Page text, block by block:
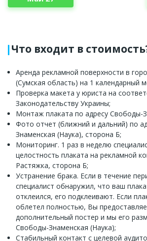
Что входит в
Аренда рекламной поверхности в
(Сумская область) на 1 календарный
Проверка макета у юриста на
Законодательству Украины;
Монтаж плаката по адресу Свободы-
Фото отчет (ближний и дальний) по
Знаменская (Наука), сторона Б;
Мониторинг. 1 раз в неделю
целостность плаката на рекламной
Растяжка, сторона Б;
Устранение брака. Если в течение
специалист обнаружил, что ваш
отклеился, его подклеивают. Если
облетел полностью, Вы
дополнительный постер и мы его
Свободы-Знаменская (Наука);
Стабильный контакт с целевой